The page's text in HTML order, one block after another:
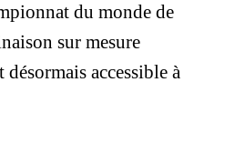
du monde de
sur mesure
désormais accessible à